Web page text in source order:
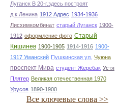
Луганск В 20-г.здесь построят
д.к.Ленина 1912 Адрес 1934-1936
Лисхимкомбинат старый Луганск 1900-
1912 оформление фото Старый
Кишинев 1900-1905 1914-1916 1900-
1917 Уманский Пушкинская ул. Чуюна
проспект Мира студент Жеребак Устя
Плятер Великая отечественная 1970
Урусов 1890-1900
Все ключевые слова >>